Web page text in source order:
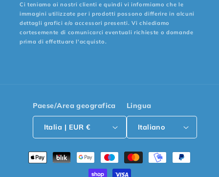
Ci teniamo ai nostri clienti e quindi vi informiamo che le
immagini utilizzate per i prodotti possono differire in alcuni
dettagli grafici e/o accessori presenti. Vi chiediamo
cortesemente di comunicarci eventuali richieste o domande
prima di effettuare l'acquisto.
Paese/Area geografica
Italia | EUR €
Lingua
Italiano
Metodi